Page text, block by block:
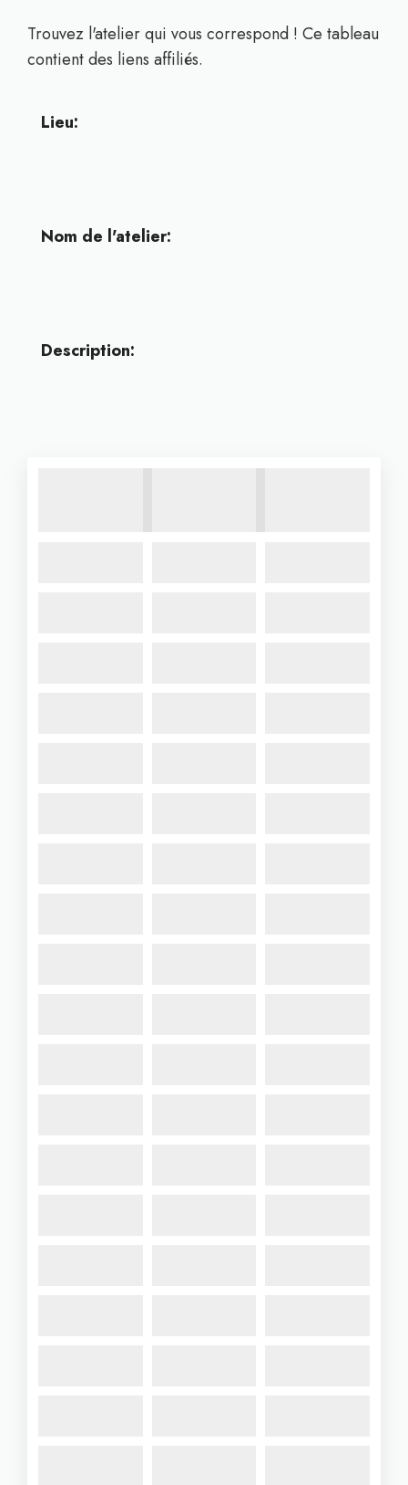
Trouvez l'atelier qui vous correspond ! Ce tableau
contient des liens affiliés.
Lieu:
Nom de l'atelier:
Description: